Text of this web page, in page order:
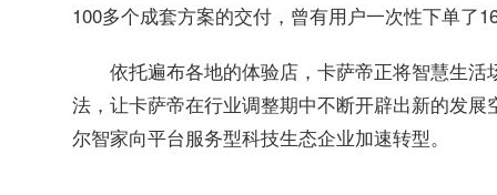
100多个成套方案的交付，曾有用户一次性下单了
依托遍布各地的体验店，卡萨帝正将智慧生
法，让卡萨帝在行业调整期中不断开辟出新的发
尔智家向平台服务型科技生态企业加速转型。